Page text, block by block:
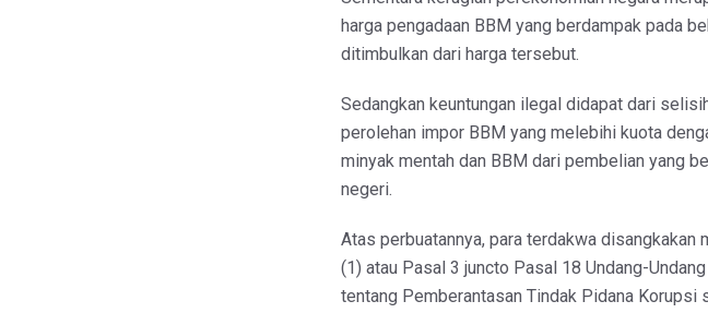
harga pengadaan BBM yang berdampak pada
ditimbulkan dari harga tersebut.
Sedangkan keuntungan ilegal didapat dari
perolehan impor BBM yang melebihi kuota
minyak mentah dan BBM dari pembelian yang
negeri.
Atas perbuatannya, para terdakwa disangkakan
(1) atau Pasal 3 juncto Pasal 18 Undang-
tentang Pemberantasan Tindak Pidana Korupsi